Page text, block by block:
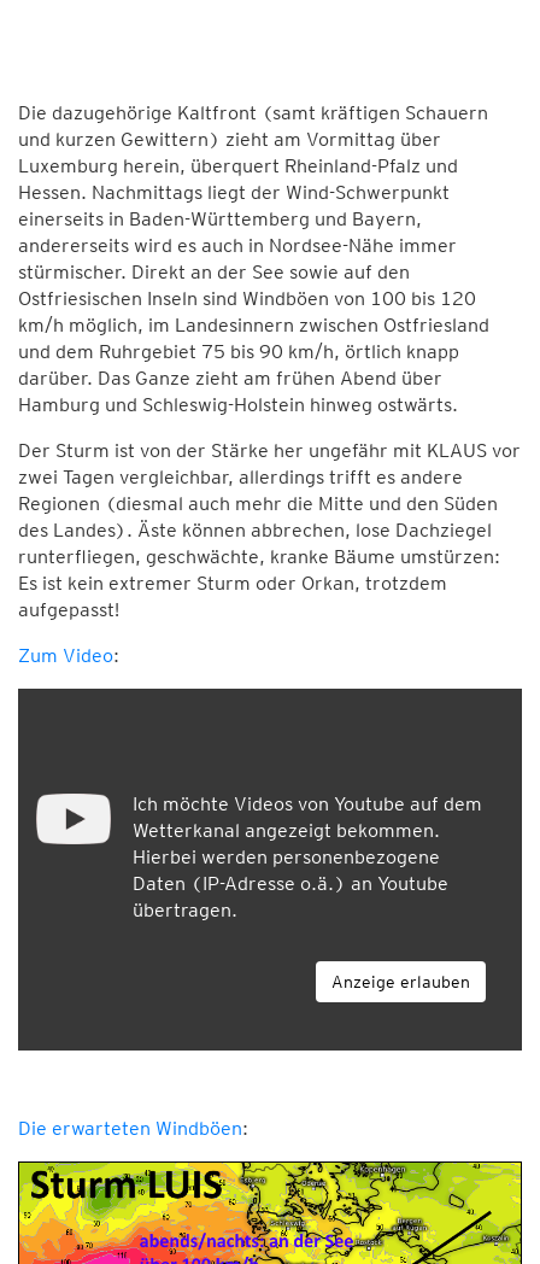
Die dazugehörige Kaltfront (samt kräftigen Schauern
und kurzen Gewittern) zieht am Vormittag über
Luxemburg herein, überquert Rheinland-Pfalz und
Hessen. Nachmittags liegt der Wind-Schwerpunkt
einerseits in Baden-Württemberg und Bayern,
andererseits wird es auch in Nordsee-Nähe immer
stürmischer. Direkt an der See sowie auf den
Ostfriesischen Inseln sind Windböen von 100 bis 120
km/h möglich, im Landesinnern zwischen Ostfriesland
und dem Ruhrgebiet 75 bis 90 km/h, örtlich knapp
darüber. Das Ganze zieht am frühen Abend über
Hamburg und Schleswig-Holstein hinweg ostwärts.
Der Sturm ist von der Stärke her ungefähr mit KLAUS vor
zwei Tagen vergleichbar, allerdings trifft es andere
Regionen (diesmal auch mehr die Mitte und den Süden
des Landes). Äste können abbrechen, lose Dachziegel
runterfliegen, geschwächte, kranke Bäume umstürzen:
Es ist kein extremer Sturm oder Orkan, trotzdem
aufgepasst!
Zum Video:
Ich möchte Videos von Youtube auf dem
Wetterkanal angezeigt bekommen.
Hierbei werden personenbezogene
Daten (IP-Adresse o.ä.) an Youtube
übertragen.
Anzeige erlauben
Die erwarteten Windböen: